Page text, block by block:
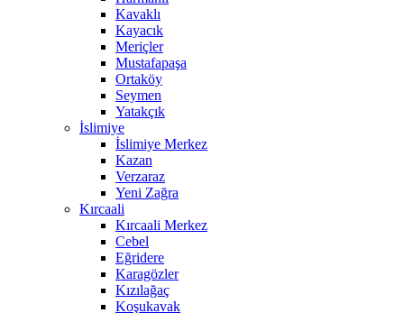
Kavaklı
Kayacık
Meriçler
Mustafapaşa
Ortaköy
Seymen
Yatakçık
İslimiye
İslimiye Merkez
Kazan
Verzaraz
Yeni Zağra
Kırcaali
Kırcaali Merkez
Cebel
Eğridere
Karagözler
Kızılağaç
Koşukavak